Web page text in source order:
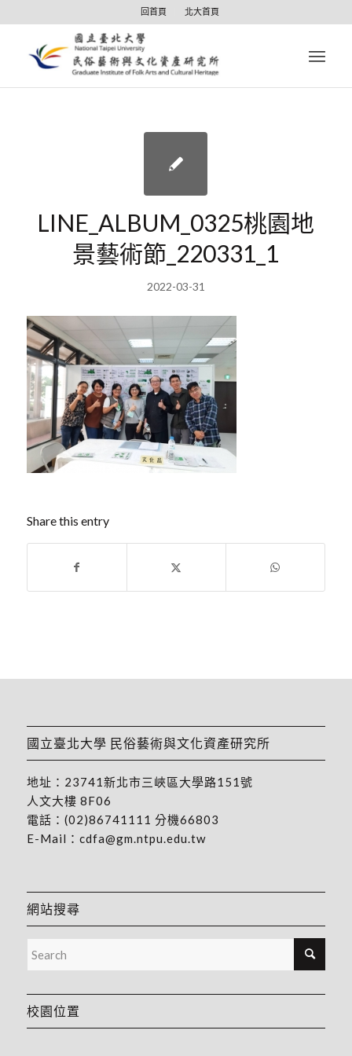
回首頁 北大首頁
LINE_ALBUM_0325桃園地
景藝術節_220331_1
2022-03-31
Share this entry
國立臺北大學 民俗藝術與文化資產研究所
地址： 23741新北市三峽區大學路151號
人文大樓 8F06
電話： (02)86741111 分機66803
E-Mail： cdfa@gm.ntpu.edu.tw
網站搜尋
校園位置